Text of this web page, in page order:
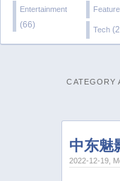
Entertainment
(66) Tech
CATEGORY
中东魅
2022-12-19,